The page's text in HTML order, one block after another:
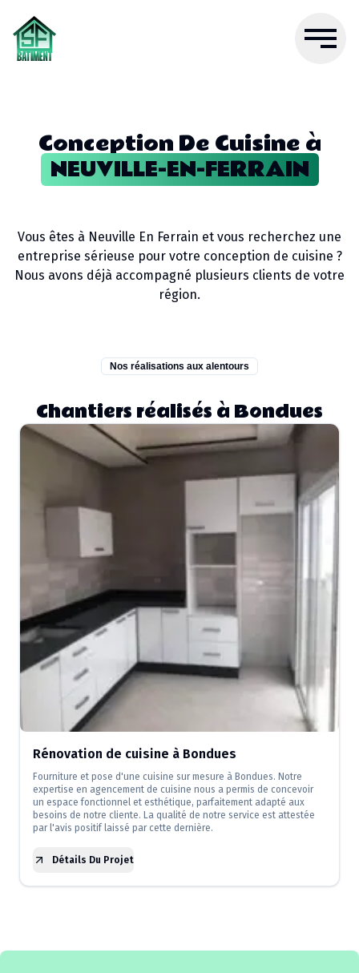
Conception De Cuisineà
NEUVILLE-EN-FERRAIN
Vous êtes à Neuville En Ferrain et vous recherchez une
entreprise sérieuse pour votre conception de cuisine ?
Nous avons déjà accompagné plusieurs clients de votre
région.
Nos réalisations aux alentours
Chantiers réalisés à Bondues
Rénovation de cuisine à Bondues
Fourniture et pose d'une cuisine sur mesure à Bondues. Notre
expertise en agencement de cuisine nous a permis de concevoir
un espace fonctionnel et esthétique, parfaitement adapté aux
besoins de notre cliente. La qualité de notre service est attestée
par l'avis positif laissé par cette dernière.
Détails Du Projet